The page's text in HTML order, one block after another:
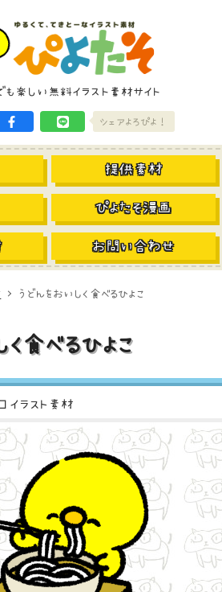
も楽しい無料イラスト素材サイト
シェアよろぴよ！
提供素材
ぴよたそ漫画
お問い合わせ
うどんをおいしく食べるひよこ
く食べるひよこ
イラスト素材